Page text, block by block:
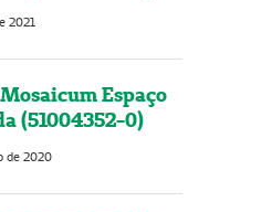
2021
Espaço
(51004352-0)
de 2020